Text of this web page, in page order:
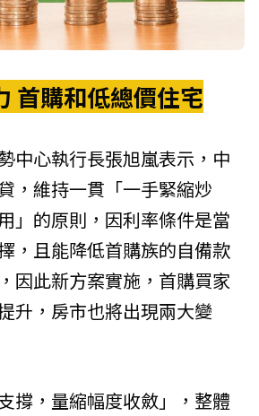
首購和低總價住宅
中心執行長張旭嵐表示，中
，維持一貫「一手緊縮炒
」的原則，因利率條件是當
，且能降低首購族的自備款
因此新方案實施，首購買家
升，房市也將出現兩大變
撐，量縮幅度收斂」，整體